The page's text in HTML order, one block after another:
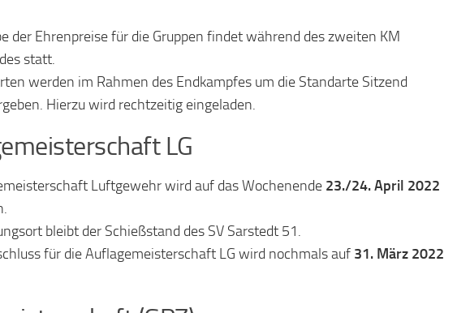
der Ehrenpreise für die Gruppen findet während des zweiten KM
statt.
werden im Rahmen des Endkampfes um die Standarte Sitzend
Hierzu wird rechtzeitig eingeladen.
LG
Luftgewehr wird auf das Wochenende 23./24. April 2022
bleibt der Schießstand des SV Sarstedt 51.
für die Auflagemeisterschaft LG wird nochmals auf 31. März 2022